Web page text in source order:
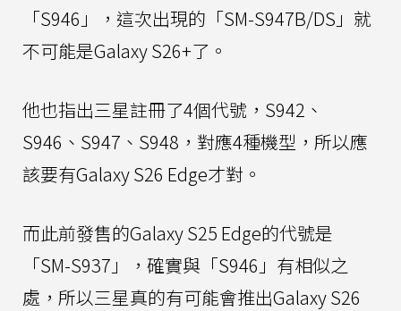
「S946」，這次出現的「SM-S947B/DS」就
不可能是Galaxy S26+了。
他也指出三星註冊了4個代號，S942、
S946、S947、S948，對應4種機型，所以應
該要有Galaxy S26 Edge才對。
而此前發售的Galaxy S25 Edge的代號是
「SM-S937」，確實與「S946」有相似之
處，所以三星真的有可能會推出Galaxy S26